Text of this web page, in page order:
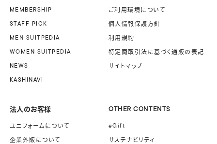
MEMBERSHIP
STAFF PICK
MEN SUITPEDIA
WOMEN SUITPEDIA
NEWS
KASHINAVI
ご利用環境について
個人情報保護方針
利用規約
特定商取引法に基づく通販の表記
サイトマップ
法人のお客様
ユニフォームについて
企業外販について
OTHER CONTENTS
eGift
サステナビリティ